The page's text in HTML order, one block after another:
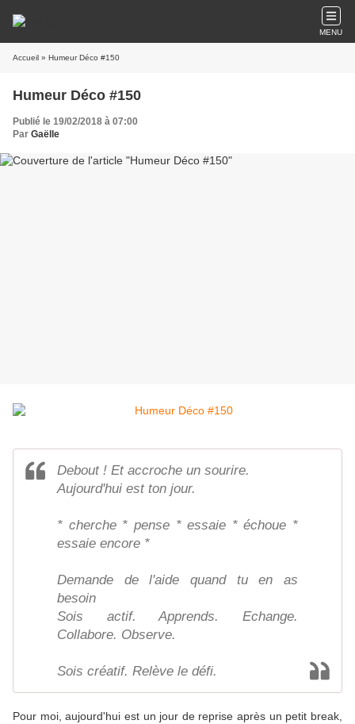
MENU
Accueil » Humeur Déco #150
Humeur Déco #150
Publié le 19/02/2018 à 07:00
Par Gaëlle
Debout ! Et accroche un sourire.
Aujourd'hui est ton jour.
* cherche * pense * essaie * échoue *
essaie encore *
Demande de l'aide quand tu en as
besoin
Sois actif. Apprends. Echange.
Collabore. Observe.
Sois créatif. Relève le défi.
Pour moi, aujourd'hui est un jour de reprise après un petit break,